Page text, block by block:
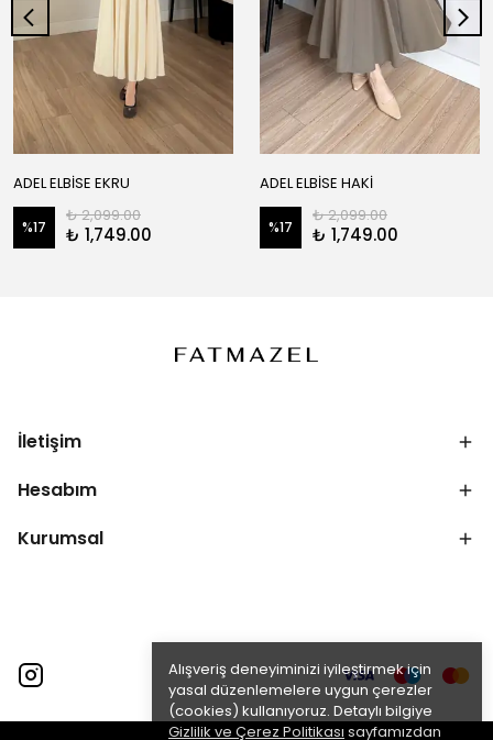
Alışveriş deneyiminizi iyileştirmek için
yasal düzenlemelere uygun çerezler
(cookies) kullanıyoruz. Detaylı bilgiye
Gizlilik ve Çerez Politikası sayfamızdan
ADEL ELBİSE EKRU
%17
₺ 2,099.00
₺ 1,749.00
ADEL ELBİSE HAKİ
%17
₺ 2,099.00
₺ 1,749.00
İletişim
Hesabım
Kurumsal